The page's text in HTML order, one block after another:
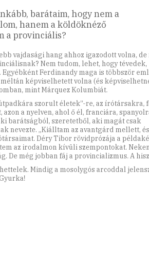
barátaim, hogy nem a
hanem a köldöknéző
a provinciális?
vajdasági hang ahhoz igazodott volna, de
Nem tudom, lehet, hogy tévedek,
Ferdinandy maga is többször
képviselhetett volna (és
mint Márquez Kolumbiát.
szorult életek”-re, az írótársakra,
a nyelven, ahol ő él, franciára,
barátságból, szeretetből, aki magát csak
nevezte. „Kiálltam az avantgárd mellett, és
Déry Tibor rövidprózája a
az irodalmon kívüli szempontokat.
De még jobban fáj a provincializmus. A
Mindig a mosolygós arcoddal